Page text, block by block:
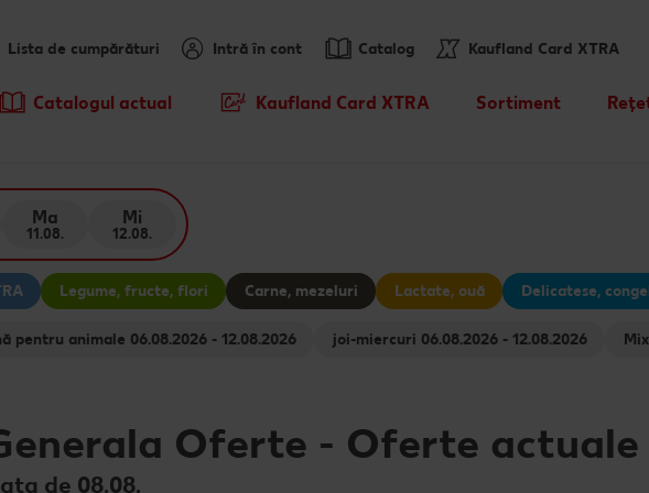
Catalogul actual Kaufland Card XTRA
Reduceri de categorie
Sortiment
Atât de ieftin
Catalog
Intră în cont
Lista de cumpărături Kaufland Card XTRA
Ma
11.08.
Mi
12.08.
Legume, fructe, flori Carne, mezeluri Lactate, ouă Delicatese,
Hrană pentru animale 06.08.2026 - 12.08.2026 joi-miercuri 06.08.2026 - 12.08.2026
Oferte - Oferte actuale
de 08.08.